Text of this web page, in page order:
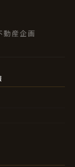
動産企画